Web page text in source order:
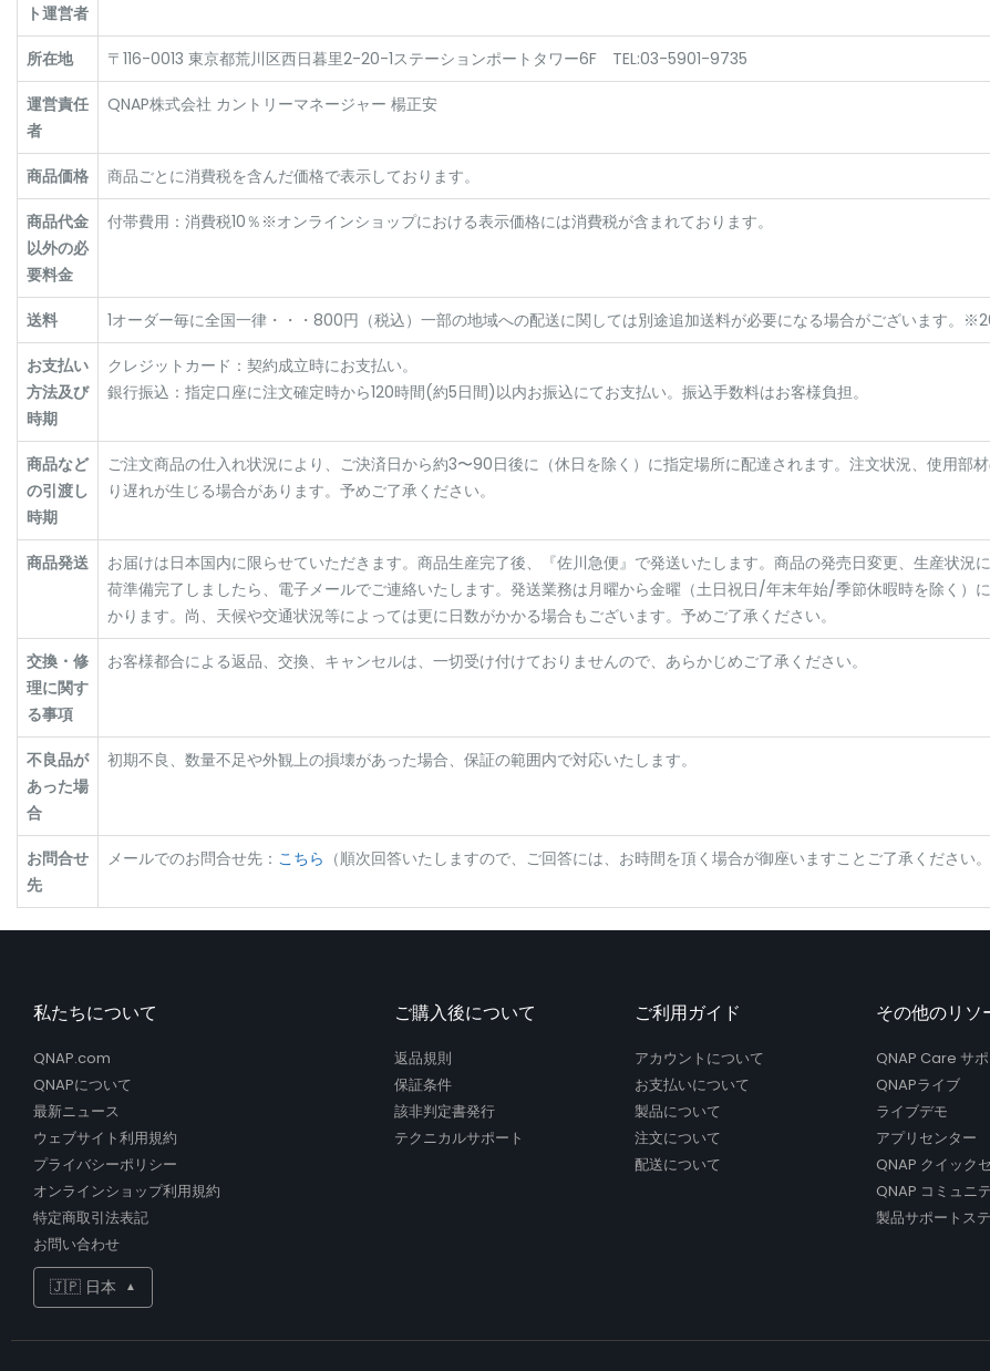
ト運営者
所在地 〒116-0013 東京都荒川区西日暮里2-20-1ステーションポートタワー6F TEL:03-5901-9735
運営責任
者
QNAP株式会社 カントリーマネージャー 楊正安
商品価格 商品ごとに消費税を含んだ価格で表示しております。
商品代金
以外の必
要料金
付帯費用：消費税10％※オンラインショップにおける表示価格には消費税が含まれております。
送料 1オーダー毎に全国一律・・・800円（税込）一部の地域への配送に関しては別途追加送料が必要になる場合がございます。
お支払い
方法及び
時期
クレジットカード：契約成立時にお支払い。
銀行振込：指定口座に注文確定時から120時間(約5日間)以内お振込にてお支払い。振込手数料はお客様負担。
商品など
の引渡し
時期
ご注文商品の仕入れ状況により、ご決済日から約3〜90日後に（休日を除く）に指定場所に配達されます。注文状況、使用部
り遅れが生じる場合があります。予めご了承ください。
商品発送
お届けは日本国内に限らせていただきます。商品生産完了後、『佐川急便』で発送いたします。商品の発売日変更、生産状況
荷準備完了しましたら、電子メールでご連絡いたします。発送業務は月曜から金曜（土日祝日/年末年始/季節休暇時を除く）
かります。尚、天候や交通状況等によっては更に日数がかかる場合もございます。予めご了承ください。
交換・修
理に関す
る事項
お客様都合による返品、交換、キャンセルは、一切受け付けておりませんので、あらかじめご了承ください。
不良品が
あった場
合
初期不良、数量不足や外観上の損壊があった場合、保証の範囲内で対応いたします。
お問合せ
先
メールでのお問合せ先： こちら （順次回答いたしますので、ご回答には、お時間を頂く場合が御座いますことご了承ください。
私たちについて
QNAP.com
QNAPについて
最新ニュース
ウェブサイト利用規約
プライバシーポリシー
オンラインショップ利用規約
特定商取引法表記
お問い合わせ
🇯🇵 日本 ▲
ご購入後について
返品規則
保証条件
該非判定書発行
テクニカルサポート
ご利用ガイド
アカウントについて
お支払いについて
製品について
注文について
配送について
その他のリソ
QNAP Care サ
QNAPライブ
ライブデモ
アプリセンター
QNAP クイック
QNAP コミュニ
製品サポートス